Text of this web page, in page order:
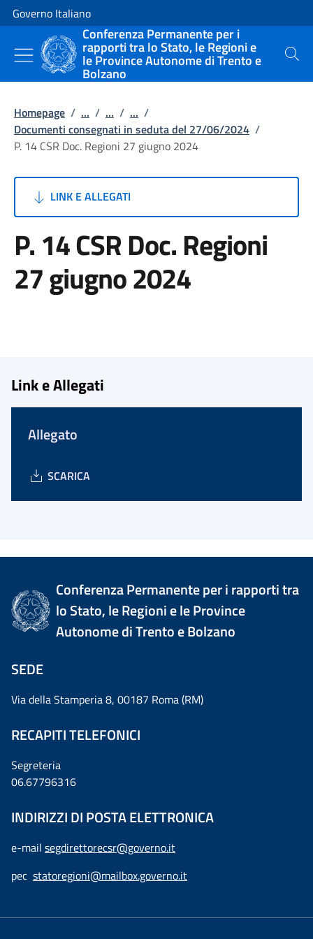
Vai al contenuto
Vai alla navigazione del sito
Governo Italiano
Conferenza Permanente per i
rapporti tra lo Stato, le Regioni e
le Province Autonome di Trento e
Bolzano
Cerca
Homepage / ... / ... / ... /
Documenti consegnati in seduta del 27/06/2024 /
P. 14 CSR Doc. Regioni 27 giugno 2024
LINK E ALLEGATI
P. 14 CSR Doc. Regioni
27 giugno 2024
Link e Allegati
Allegato
SCARICA
Conferenza Permanente per i rapporti tra
lo Stato, le Regioni e le Province
Autonome di Trento e Bolzano
SEDE
Via della Stamperia 8, 00187 Roma (RM)
RECAPITI TELEFONICI
Segreteria
06.67796316
INDIRIZZI DI POSTA ELETTRONICA
e-mail segdirettorecsr@governo.it
pec statoregioni@mailbox.governo.it